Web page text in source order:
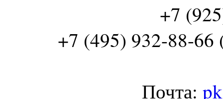
+7
+7 (495) 932-88-66
Почта: